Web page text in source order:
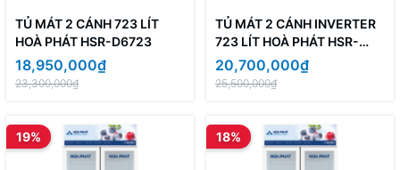
TỦ MÁT 2 CÁNH 723 LÍT
HOÀ PHÁT HSR-D6723
18,950,000₫
23,300,000₫
TỦ MÁT 2 CÁNH INVERTER
723 LÍT HOÀ PHÁT HSR-
D8723
20,700,000₫
25,500,000₫
19% 18%